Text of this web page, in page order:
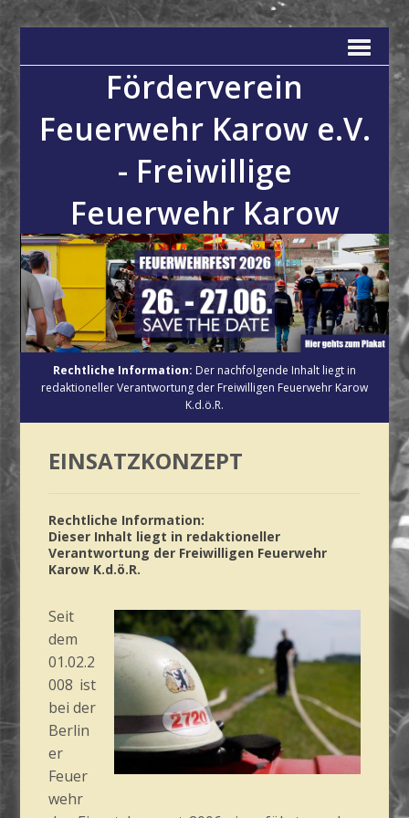
Förderverein
Feuerwehr Karow e.V.
- Freiwillige
Feuerwehr Karow
Rechtliche Information: Der nachfolgende Inhalt liegt in
redaktioneller Verantwortung der Freiwilligen Feuerwehr Karow
K.d.ö.R.
EINSATZKONZEPT
Rechtliche Information:
Dieser Inhalt liegt in redaktioneller
Verantwortung der Freiwilligen Feuerwehr
Karow K.d.ö.R.
Seit
dem
01.02.2
008 ist
bei der
Berlin
er
Feuer
wehr